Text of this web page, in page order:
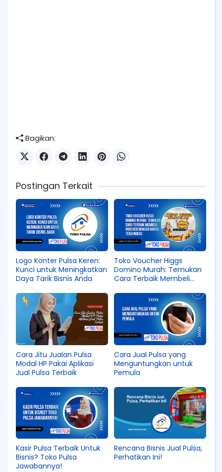
Bagikan:
Postingan Terkait
Logo Konter Pulsa Keren:
Kunci untuk Meningkatkan
Daya Tarik Bisnis Anda
Toko Voucher Higgs
Domino Murah: Temukan
Cara Terbaik Membeli
Terjangkau
Cara Jitu Jualan Pulsa
Modal HP Pakai Aplikasi
Jual Pulsa Terbaik
Cara Jual Pulsa yang
Menguntungkan untuk
Pemula
Kasir Pulsa Terbaik Untuk
Bisnis? Toko Pulsa
Jawabannya!
Rencana Bisnis Jual Pulsa,
Perhatikan Ini!